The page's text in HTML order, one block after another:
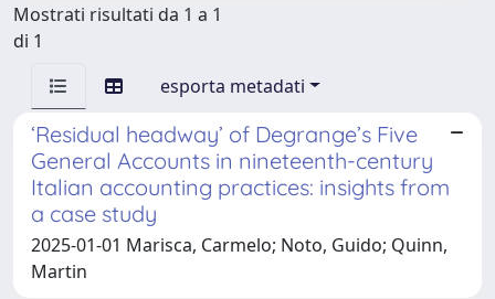
Mostrati risultati da 1 a 1
di 1
esporta metadati
‘Residual headway’ of Degrange’s Five
General Accounts in nineteenth-century
Italian accounting practices: insights from
a case study
2025-01-01 Marisca, Carmelo; Noto, Guido; Quinn,
Martin